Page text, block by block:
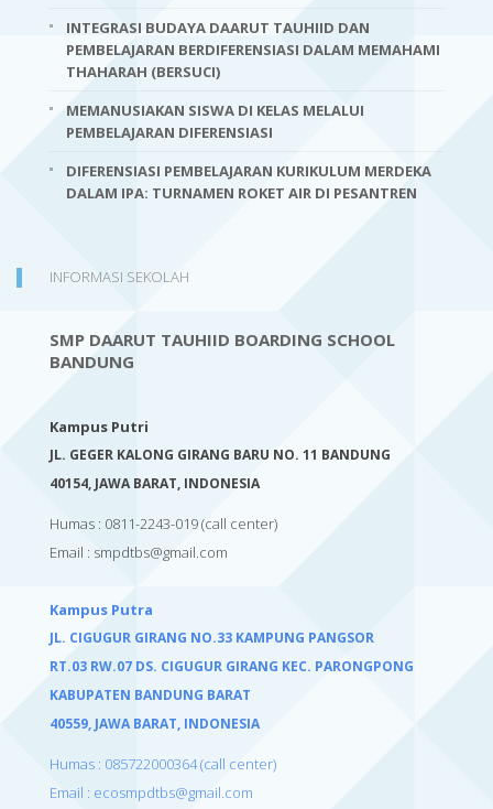
INTEGRASI BUDAYA DAARUT TAUHIID DAN
PEMBELAJARAN BERDIFERENSIASI DALAM MEMAHAMI
THAHARAH (BERSUCI)
MEMANUSIAKAN SISWA DI KELAS MELALUI
PEMBELAJARAN DIFERENSIASI
DIFERENSIASI PEMBELAJARAN KURIKULUM MERDEKA
DALAM IPA: TURNAMEN ROKET AIR DI PESANTREN
INFORMASI SEKOLAH
SMP DAARUT TAUHIID BOARDING SCHOOL
BANDUNG
Kampus Putri
JL. GEGER KALONG GIRANG BARU NO. 11 BANDUNG
40154, JAWA BARAT, INDONESIA
Humas : 0811-2243-019(call center)
Email : smpdtbs@gmail.com
Kampus Putra
JL. CIGUGUR GIRANG NO.33 KAMPUNG PANGSOR
RT.03 RW.07 DS. CIGUGUR GIRANG KEC. PARONGPONG
KABUPATEN BANDUNG BARAT
40559, JAWA BARAT, INDONESIA
Humas : 085722000364 (call center)
Email : ecosmpdtbs@gmail.com